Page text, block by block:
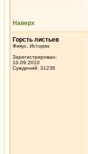
Наверх
Горсть листьев
Фикус, Историк
Зарегистрирован:
10.09.2010
Суждений: 31236